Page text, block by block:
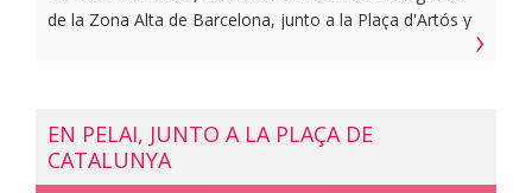
de la Zona Alta de Barcelona, junto a la Plaça d'Artós y
cuidada zona comunitaria con jardín. Cuenta con una
superficie construida de 69 m² y útil de 59 m², y se
presenta en buen estado de
EN PELAI, JUNTO A LA PLAÇA DE
CATALUNYA